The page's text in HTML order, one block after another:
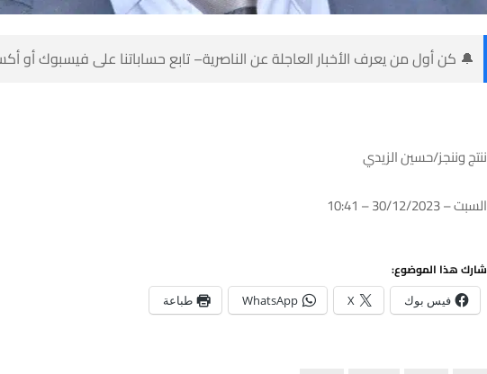
🔔 كن أول من يعرف الأخبار العاجلة عن الناصرية– تابع حساباتنا على فيسبوك أو
ننتج وننجز/حسين الزيدي
السبت – 30/12/2023 – 10:41
شارك هذا الموضوع:
فيس بوك X
WhatsApp طباعة